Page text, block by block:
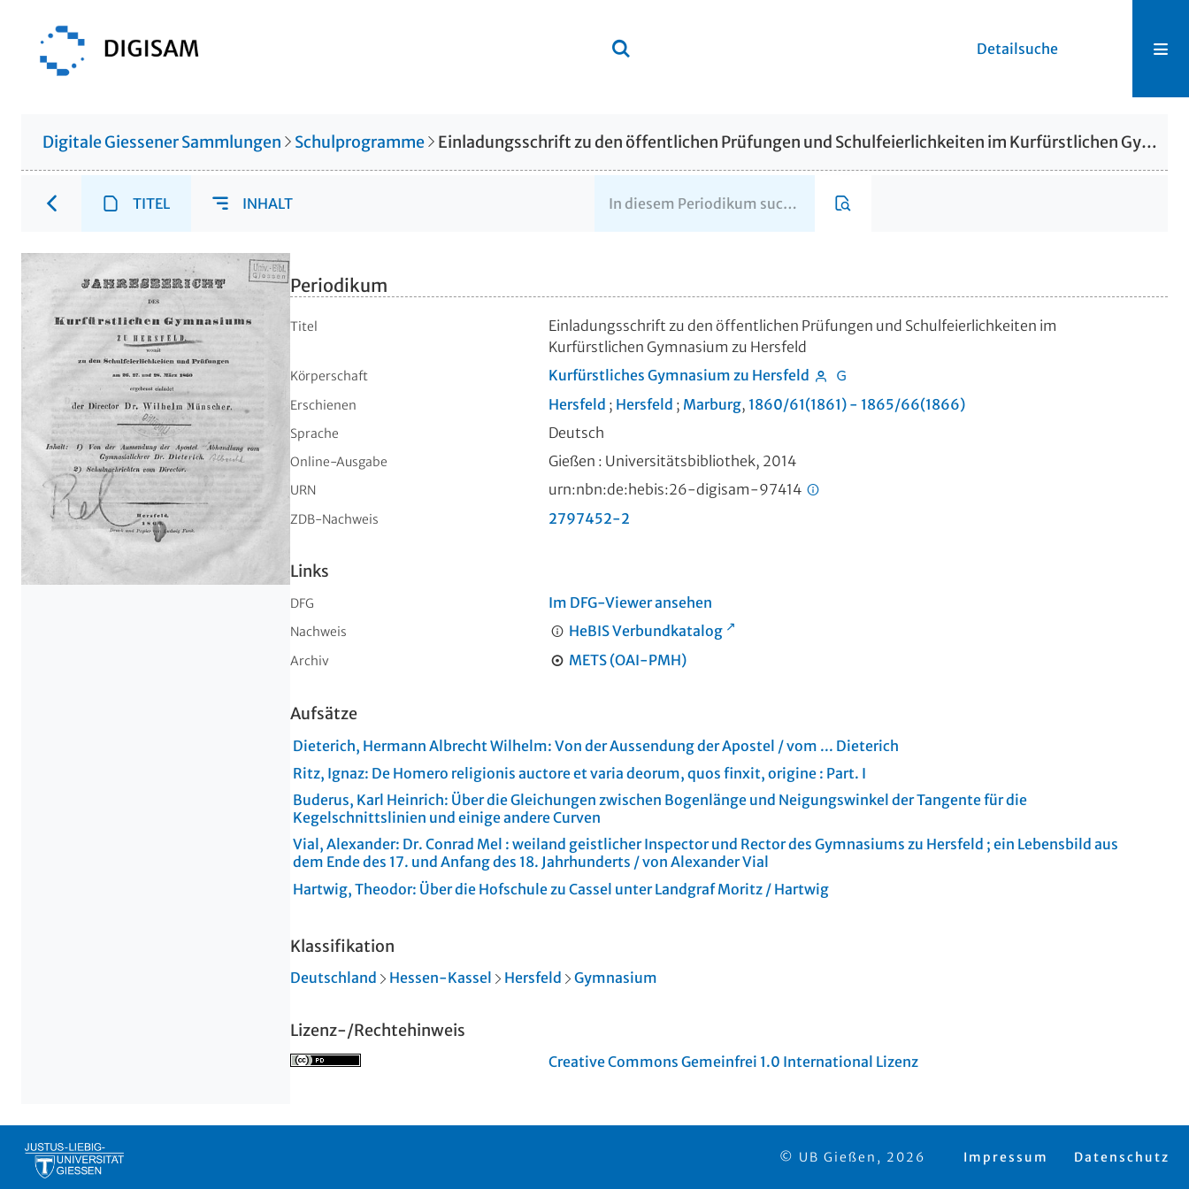
Detailsuche
Digitale Giessener Sammlungen Schulprogramme Einladungsschrift zu den öffentlichen Prüfungen und Schulfeierlichkeiten im Kurfürstlichen Gymnasium zu Hersfeld
TITEL INHALT
Periodikum
Titel
Einladungsschrift zu den öffentlichen Prüfungen und Schulfeierlichkeiten im
Kurfürstlichen Gymnasium zu Hersfeld
Körperschaft Kurfürstliches Gymnasium zu Hersfeld
Erschienen Hersfeld ; Hersfeld ; Marburg, 1860/61(1861) - 1865/66(1866)
Sprache Deutsch
Online-Ausgabe Gießen : Universitätsbibliothek, 2014
URN urn:nbn:de:hebis:26-digisam-97414
ZDB-Nachweis 2797452-2
Links
DFG Im DFG-Viewer ansehen
Nachweis HeBIS Verbundkatalog
Archiv METS (OAI-PMH)
Aufsätze
Dieterich, Hermann Albrecht Wilhelm:Von der Aussendung der Apostel / vom ... Dieterich
Ritz, Ignaz: De Homero religionis auctore et varia deorum, quos finxit, origine : Part. I
Buderus, Karl Heinrich: Über die Gleichungen zwischen Bogenlänge und Neigungswinkel der Tangente für die
Kegelschnittslinien und einige andere Curven
Vial, Alexander: Dr. Conrad Mel :weiland geistlicher Inspector und Rector des Gymnasiums zu Hersfeld ; ein Lebensbild aus
dem Ende des 17. und Anfang des 18. Jahrhunderts / von Alexander Vial
Hartwig, Theodor: Über die Hofschule zu Cassel unter Landgraf Moritz / Hartwig
Klassifikation
Deutschland Hessen-Kassel Hersfeld Gymnasium
Lizenz-/Rechtehinweis
Creative Commons Gemeinfrei 1.0 International Lizenz
© UB Gießen, 2026 Impressum Datenschutz